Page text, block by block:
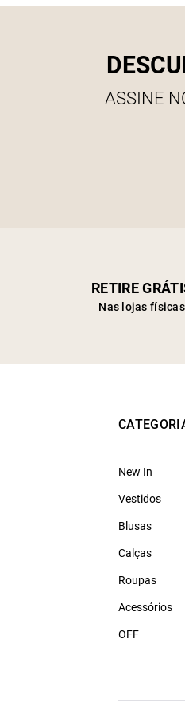
ASSINE
RETIRE
Nas lojas físicas
New In
Vestidos
Blusas
Calças
Roupas
Acessórios
OFF